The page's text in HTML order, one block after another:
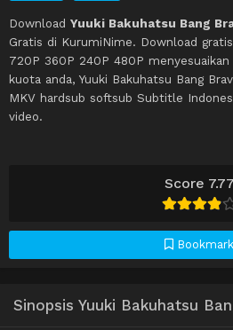
Score 7.77
Bookmark
Download Yuuki Bakuhatsu Bang
Gratis di KurumiNime. Download
720P 360P 240P 480P
kuota anda, Yuuki Bakuhatsu Bang
MKV hardsub softsub Subtitle
video.
Sinopsis Yuuki Bakuhatsu